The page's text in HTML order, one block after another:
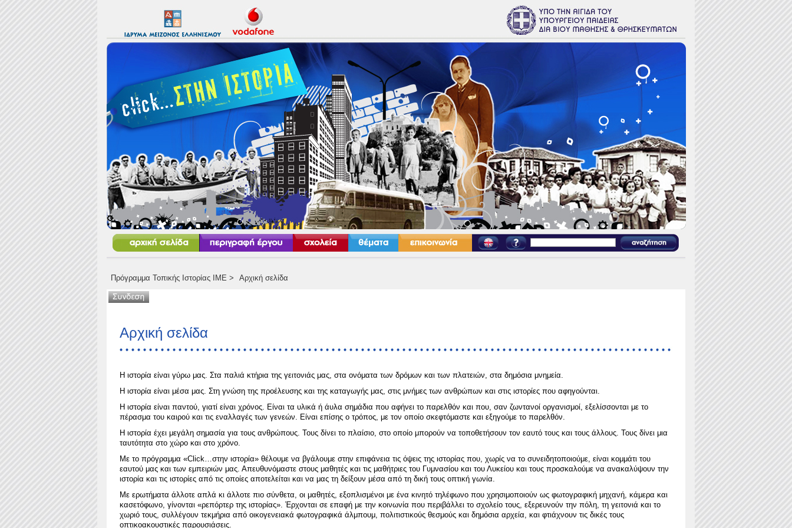
Πρόγραμμα Τοπικής Ιστορίας ΙΜΕ > Αρχική σελίδα
Αρχική σελίδα
Η ιστορία είναι γύρω μας. Στα παλιά κτήρια της γειτονιάς μας, στα ονόματα των δρόμων και των πλατειών, στα δημόσια μνημεία.
Η ιστορία είναι μέσα μας. Στη γνώση της προέλευσης και της καταγωγής μας, στις μνήμες των ανθρώπων και στις ιστορίες που αφηγούνται.
Η ιστορία είναι παντού, γιατί είναι χρόνος. Είναι τα υλικά ή άυλα σημάδια που αφήνει το παρελθόν και που, σαν ζωντανοί οργανισμοί, εξελίσσονται με το
πέρασμα του καιρού και τις εναλλαγές των γενεών. Είναι επίσης ο τρόπος, με τον οποίο σκεφτόμαστε και εξηγούμε το παρελθόν.
Η ιστορία έχει μεγάλη σημασία για τους ανθρώπους. Τους δίνει το πλαίσιο, στο οποίο μπορούν να τοποθετήσουν τον εαυτό τους και τους άλλους. Τους δίνει μια
ταυτότητα στο χώρο και στο χρόνο.
Με το πρόγραμμα «Click…στην ιστορία» θέλουμε να βγάλουμε στην επιφάνεια τις όψεις της ιστορίας που, χωρίς να το συνειδητοποιούμε, είναι κομμάτι του
εαυτού μας και των εμπειριών μας. Απευθυνόμαστε στους μαθητές και τις μαθήτριες του Γυμνασίου και του Λυκείου και τους προσκαλούμε να ανακαλύψουν την
ιστορία και τις ιστορίες από τις οποίες αποτελείται και να μας τη δείξουν μέσα από τη δική τους οπτική γωνία.
Με ερωτήματα άλλοτε απλά κι άλλοτε πιο σύνθετα, οι μαθητές, εξοπλισμένοι με ένα κινητό τηλέφωνο που χρησιμοποιούν ως φωτογραφική μηχανή, κάμερα και
κασετόφωνο, γίνονται «ρεπόρτερ της ιστορίας». Έρχονται σε επαφή με την κοινωνία που περιβάλλει το σχολείο τους, εξερευνούν την πόλη, τη γειτονιά και το
χωριό τους, συλλέγουν τεκμήρια από οικογενειακά φωτογραφικά άλμπουμ, πολιτιστικούς θεσμούς και δημόσια αρχεία, και φτιάχνουν τις δικές τους
οπτικοακουστικές παρουσιάσεις.